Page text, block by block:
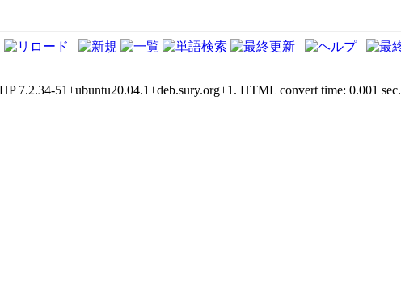
7.2.34-51+ubuntu20.04.1+deb.sury.org+1. HTML convert time: 0.001 sec.